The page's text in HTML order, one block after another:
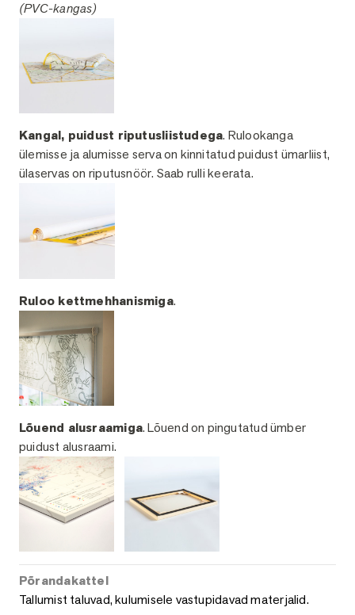
(PVC-kangas)
Kangal, puidust riputusliistudega. Rulookanga
ülemisse ja alumisse serva on kinnitatud puidust ümarliist,
ülaservas on riputusnöör. Saab rulli keerata.
Ruloo kettmehhanismiga.
Lõuend alusraamiga. Lõuend on pingutatud ümber
puidust alusraami.
Põrandakattel
Tallumist taluvad, kulumisele vastupidavad materjalid.